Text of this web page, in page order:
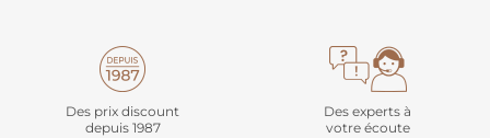
Des prix discount
depuis 1987
Des experts à
votre écoute